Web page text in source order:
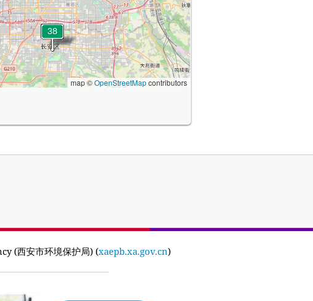
map ©OpenStreetMapcontributors
(西安市环境保护局) (xaepb.xa.gov.cn)